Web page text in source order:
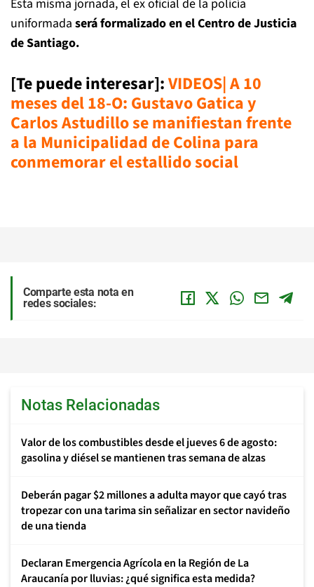
Esta misma jornada, el ex oficial de la policía
uniformada será formalizado en el Centro de Justicia
de Santiago.
[Te puede interesar]:VIDEOS| A 10
meses del 18-O: Gustavo Gatica y
Carlos Astudillo se manifiestan frente
a la Municipalidad de Colina para
conmemorar el estallido social
Comparte esta nota en
redes sociales:
Notas Relacionadas
Valor de los combustibles desde el jueves 6 de agosto:
gasolina y diésel se mantienen tras semana de alzas
Deberán pagar $2 millones a adulta mayor que cayó tras
tropezar con una tarima sin señalizar en sector navideño
de una tienda
Declaran Emergencia Agrícola en la Región de La
Araucanía por lluvias: ¿qué significa esta medida?